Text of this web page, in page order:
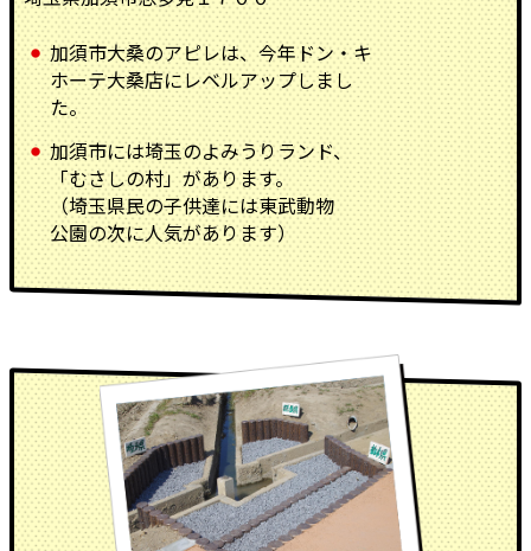
加須市大桑のアピレは、今年ドン・キ
ホーテ大桑店にレベルアップしまし
た。
加須市には埼玉のよみうりランド、
「むさしの村」があります。
（埼玉県民の子供達には東武動物
公園の次に人気があります）